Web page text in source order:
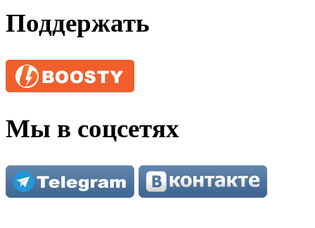
Поддержать
Мы в соцсетях